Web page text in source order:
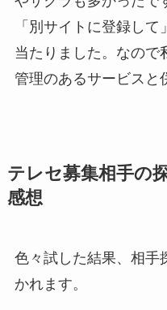
「別サイトに登録し
当たりました。なので
管理のあるサービスと
テレセ募集相手の
感想
色々試した結果、相手
かれます。